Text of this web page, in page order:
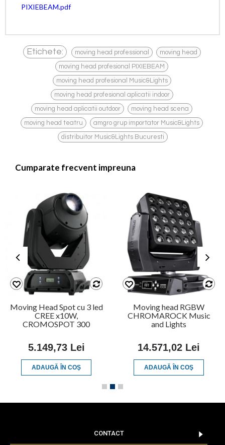
PIXIEBEAM.pdf
Etichete: moving head professional , moving head ,
moving head profesional PIXIEBEAM
moving head profesional Music&Lights ,
moving head profesional aplicatii indoor ,
moving head aplicatii outdoor moving head scena
moving head teatru amgro grup importator Music&Lights
distribuitor Music&Lights Bucuresti
Cumparate frecvent impreuna
Moving Head Spot cu 3 led
CREE x10W,
CROMOSPOT 300
5.149,73 Lei
ADAUGĂ ÎN COŞ
Moving head RGBW
CHROMAROCK Music
and Lights
14.571,02 Lei
ADAUGĂ ÎN COŞ
CONTACT